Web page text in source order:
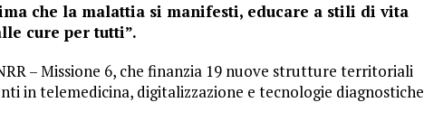
che la malattia si manifesti, educare a stili di vita
cure per tutti”.
– Missione 6, che finanzia 19 nuove strutture territoriali
in telemedicina, digitalizzazione e tecnologie diagnostiche